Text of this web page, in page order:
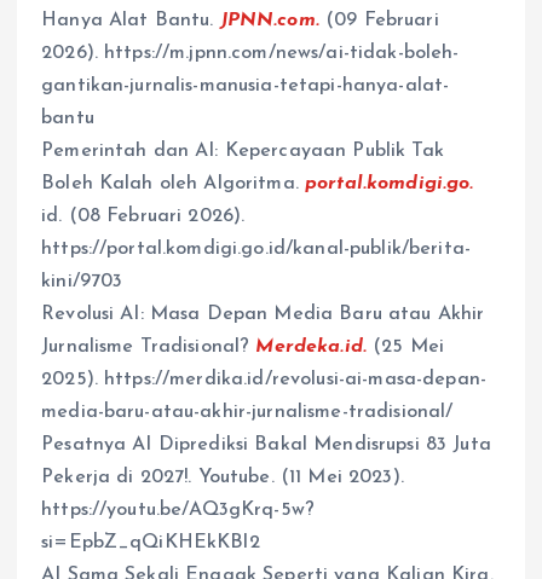
Hanya Alat Bantu. JPNN.com.(09 Februari
2026). https://m.jpnn.com/news/ai-tidak-boleh-
gantikan-jurnalis-manusia-tetapi-hanya-alat-
bantu
Pemerintah dan AI: Kepercayaan Publik Tak
Boleh Kalah oleh Algoritma.portal.komdigi.go.
id. (08 Februari 2026).
https://portal.komdigi.go.id/kanal-publik/berita-
kini/9703
Revolusi AI: Masa Depan Media Baru atau Akhir
Jurnalisme Tradisional? Merdeka.id. (25 Mei
2025). https://merdika.id/revolusi-ai-masa-depan-
media-baru-atau-akhir-jurnalisme-tradisional/
Pesatnya AI Diprediksi Bakal Mendisrupsi 83 Juta
Pekerja di 2027!. Youtube. (11 Mei 2023).
https://youtu.be/AQ3gKrq-5w?
si=EpbZ_qQiKHEkKBl2